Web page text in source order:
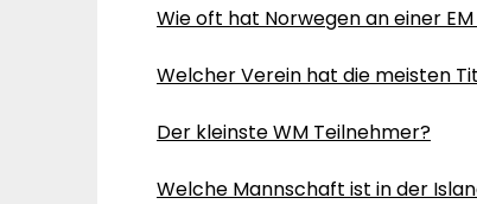
Wie oft hat Norwegen an einer
Welcher Verein hat die meisten
Der kleinste WM Teilnehmer?
Welche Mannschaft ist in der